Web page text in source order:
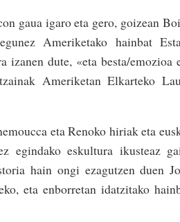
gaua igaro eta gero, goizean
Ameriketako hainbat
izanen dute, «eta besta/emozioa
Ameriketan Elkarteko
eta Renoko hiriak eta
egindako eskultura ikusteaz
hain ongi ezagutzen duen
eta enborretan idatzitako